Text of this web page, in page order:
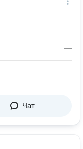
—
Чат